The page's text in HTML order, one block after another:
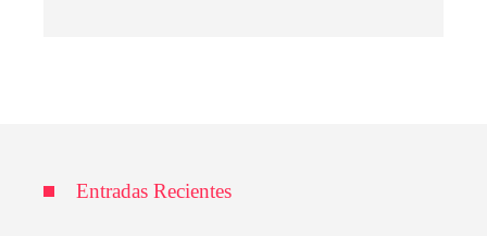
Entradas Recientes